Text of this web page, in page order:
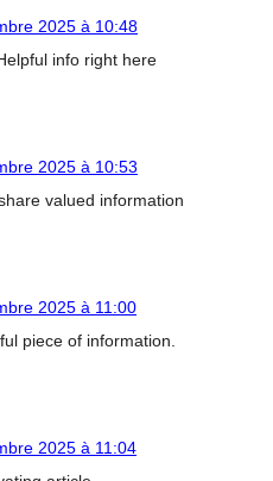
2025 à 10:48
info right here
2025 à 10:53
valued information
2025 à 11:00
piece of information.
2025 à 11:04